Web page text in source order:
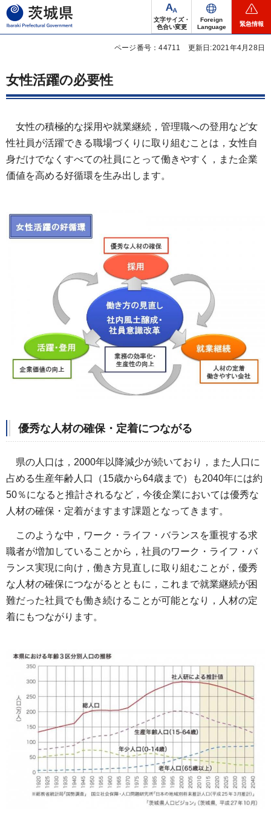
茨城県
文字サイズ・
色合い変更
Foreign
Language
緊急情報
ページ番号：44711 更新日:2021年4月28日
女性活躍の必要性
女性の積極的な採用や就業継続，管理職への登用など女
性社員が活躍できる職場づくりに取り組むことは，女性自
身だけでなくすべての社員にとって働きやすく，また企業
価値を高める好循環を生み出します。
優秀な人材の確保・定着につながる
県の人口は，2000年以降減少が続いており，また人口に
占める生産年齢人口（15歳から64歳まで）も2040年には約
50％になると推計されるなど，今後企業においては優秀な
人材の確保・定着がますます課題となってきます。
このような中，ワーク・ライフ・バランスを重視する求
職者が増加していることから，社員のワーク・ライフ・バ
ランス実現に向け，働き方見直しに取り組むことが，優秀
な人材の確保につながるとともに，これまで就業継続が困
難だった社員でも働き続けることが可能となり，人材の定
着にもつながります。